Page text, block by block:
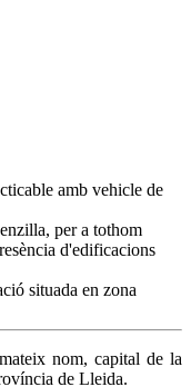
nom, capital de la
de Lleida.